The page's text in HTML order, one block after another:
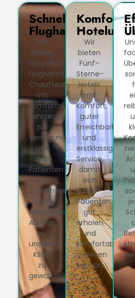
Schneller
Flughafentransfer
Wir
stellen
freundliche
Flughafen-
Chauffeure
mit
komfortablen
Fahrzeugen
zur
Verfügung,
um
allen
Patienten
eine
stressfreie
und
reibungslose
Anreise
zu
unserer
Klinik
zu
gewährleisten.
Wir
bieten
Fünf-
Sterne-
Hotels
mit
Komfort,
guter
Erreichbarkeit
und
erstklassigem
Service,
damit
sich
die
Patienten
gut
erholen
und
komfortabel
genesen
können.